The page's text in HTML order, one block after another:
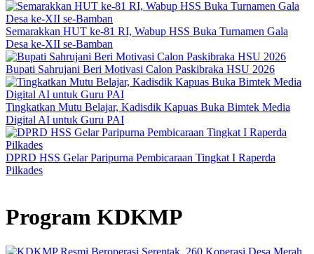
Semarakkan HUT ke-81 RI, Wabup HSS Buka Turnamen Gala
Desa ke-XII se-Bamban
Bupati Sahrujani Beri Motivasi Calon Paskibraka HSU 2026
Tingkatkan Mutu Belajar, Kadisdik Kapuas Buka Bimtek Media
Digital AI untuk Guru PAI
DPRD HSS Gelar Paripurna Pembicaraan Tingkat I Raperda
Pilkades
Program KDKMP